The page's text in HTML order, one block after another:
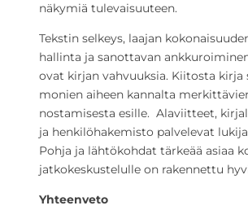
näkymiä tulevaisuuteen.
Tekstin selkeys, laajan
hallinta ja sanottavan
ovat kirjan vahvuuksia. Kiitosta kirja
monien aiheen kannalta
nostamisesta esille. Alaviitteet,
ja henkilöhakemisto palvelevat
Pohja ja lähtökohdat tärkeää asiaa
jatkokeskustelulle on rakennettu
Yhteenveto